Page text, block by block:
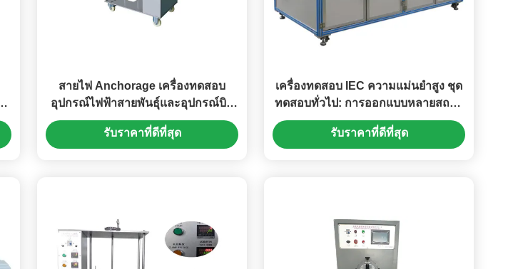
สายไฟ Anchorage เครื่องทดสอบ
อุปกรณ์ไฟฟ้าสายพันธุ์และอุปกรณ์บิด
สำหรับทดสอบเครื่องใช้ไฟฟ้าภายใน
บ้าน
รับราคาที่ดีที่สุด
เครื่องทดสอบ IEC ความแม่นยำสูง ชุด
ทดสอบทั่วไป: การออกแบบหลายสถานี
แบบโมดูลาร์สำหรับการปฏิบัติตามข้อ
กำหนดความปลอดภัยทางไฟฟ้าที่เชื่อ
รับราคาที่ดีที่สุด